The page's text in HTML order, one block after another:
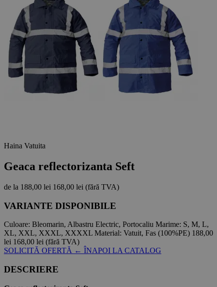
Haina Vatuita
Geaca reflectorizanta Seft
de la 188,00 lei 168,00 lei (fără TVA)
VARIANTE DISPONIBILE
Culoare: Bleomarin, Albastru Electric, Portocaliu Marime: S, M, L,
XL, XXL, XXXL, XXXXL Material: Vatuit, Fas (100%PE) 188,00
lei 168,00 lei (fără TVA)
SOLICITĂ OFERTĂ ← ÎNAPOI LA CATALOG
DESCRIERE